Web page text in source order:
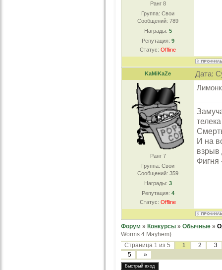
Ранг 8
Группа: Свои
Сообщений: 789
Награды: 5
Репутация: 9
Статус: Offline
KaMiKaZe Дата:
Ранг 7
Группа: Свои
Сообщений: 359
Награды: 3
Репутация: 4
Статус: Offline
И на
взрыв
Фигня
Форум » Конкурсы » Обычные »
Worms 4 Mayhem)
Страница 1 из 5 1 2
3
5
»